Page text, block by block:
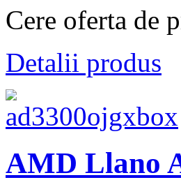
Cere oferta de
Detalii produs
AMD Llano